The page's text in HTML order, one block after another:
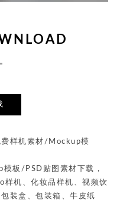
费样机素材/Mockup模
板/PSD贴图素材下载，
机、化妆品样机、视频饮
装盒、包装箱、牛皮纸